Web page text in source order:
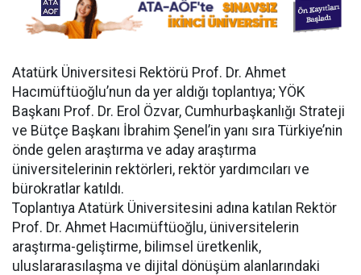
Atatürk Üniversitesi Rektörü Prof. Dr. Ahmet
Hacımüftüoğlu’nun da yer aldığı toplantıya; YÖK
Başkanı Prof. Dr. Erol Özvar, Cumhurbaşkanlığı Strateji
ve Bütçe Başkanı İbrahim Şenel’in yanı sıra Türkiye’nin
önde gelen araştırma ve aday araştırma
üniversitelerinin rektörleri, rektör yardımcıları ve
bürokratlar katıldı.
Toplantıya Atatürk Üniversitesini adına katılan Rektör
Prof. Dr. Ahmet Hacımüftüoğlu, üniversitelerin
araştırma-geliştirme, bilimsel üretkenlik,
uluslararasılaşma ve dijital dönüşüm alanlarındaki